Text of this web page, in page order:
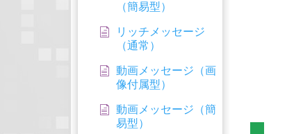
（簡易型）
リッチメッセージ
（通常）
動画メッセージ（画
像付属型）
動画メッセージ（簡
易型）